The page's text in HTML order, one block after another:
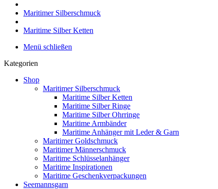
Maritimer Silberschmuck
Maritime Silber Ketten
Menü schließen
Kategorien
Shop
Maritimer Silberschmuck
Maritime Silber Ketten
Maritime Silber Ringe
Maritime Silber Ohrringe
Maritime Armbänder
Maritime Anhänger mit Leder & Garn
Maritimer Goldschmuck
Maritimer Männerschmuck
Maritime Schlüsselanhänger
Maritime Inspirationen
Maritime Geschenkverpackungen
Seemannsgarn